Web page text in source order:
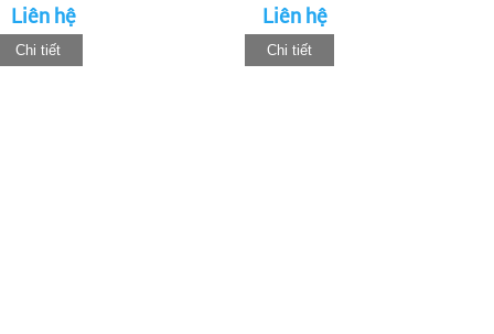
Liên hệ
Chi tiết
Liên hệ
Chi tiết